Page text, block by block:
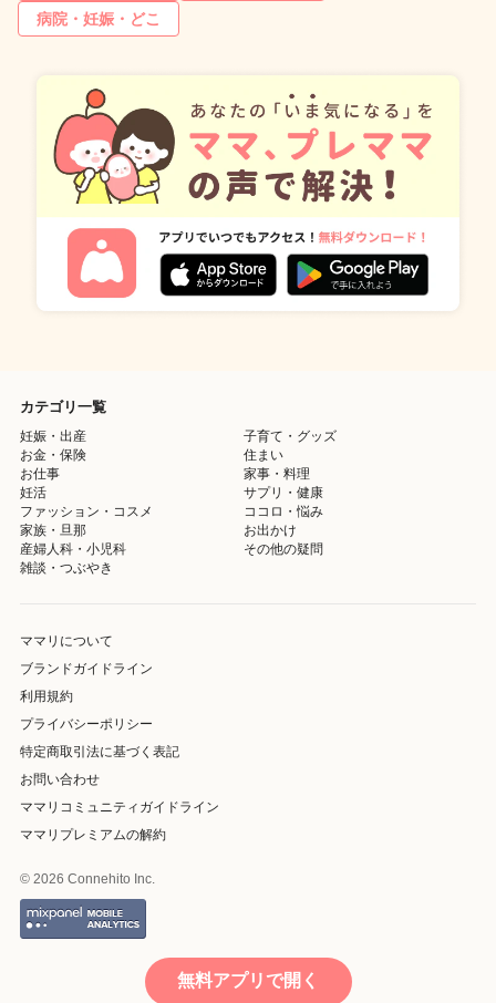
病院・妊娠・どこ
カテゴリ一覧
妊娠・出産
子育て・グッズ
お金・保険
住まい
お仕事
家事・料理
妊活
サプリ・健康
ファッション・コスメ
ココロ・悩み
家族・旦那
お出かけ
産婦人科・小児科
その他の疑問
雑談・つぶやき
ママリについて
ブランドガイドライン
利用規約
プライバシーポリシー
特定商取引法に基づく表記
お問い合わせ
ママリコミュニティガイドライン
ママリプレミアムの解約
© 2026 Connehito Inc.
無料アプリで開く